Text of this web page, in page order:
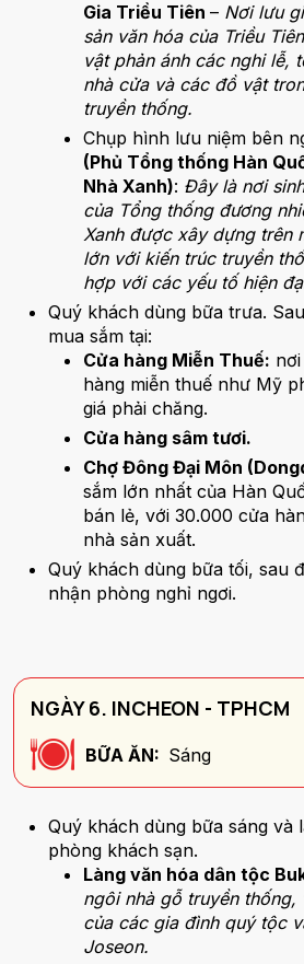
Gia Triều Tiên – Nơi lưu
sản văn hóa của Triều
vật phản ánh các nghi lễ,
nhà cửa và các đồ vật
truyền thống.
Chụp hình lưu niệm bên
(Phủ Tổng thống Hàn
Nhà Xanh): Đây là nơi
của Tổng thống đương
Xanh được xây dựng trên
lớn với kiến trúc truyền
hợp với các yếu tố hiện
Quý khách dùng bữa trưa.
mua sắm tại:
Cửa hàng Miễn Thuế:
hàng miễn thuế như Mỹ
giá phải chăng.
Cửa hàng sâm tươi.
Chợ Đông Đại Môn
sắm lớn nhất của Hàn
bán lẻ, với 30.000 cửa
nhà sản xuất.
Quý khách dùng bữa tối, sau
nhận phòng nghỉ ngơi.
NGÀY 6. INCHEON - TPHCM
BỮA ĂN: Sáng
Quý khách dùng bữa sáng và
phòng khách sạn.
Làng văn hóa dân tộc
ngôi nhà gỗ truyền thống,
của các gia đình quý tộc
Joseon.